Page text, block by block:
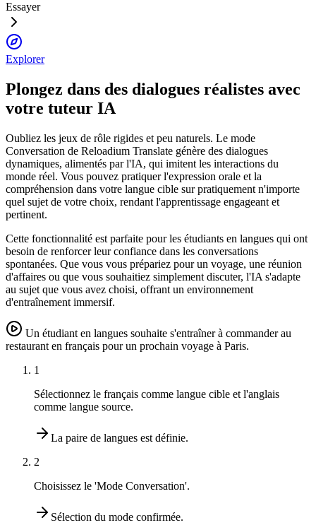
Essayer
Explorer
Plongez dans des dialogues réalistes avec
votre tuteur IA
Oubliez les jeux de rôle rigides et peu naturels. Le mode
Conversation de Reloadium Translate génère des dialogues
dynamiques, alimentés par l'IA, qui imitent les interactions du
monde réel. Vous pouvez pratiquer l'expression orale et la
compréhension dans votre langue cible sur pratiquement n'importe
quel sujet de votre choix, rendant l'apprentissage engageant et
pertinent.
Cette fonctionnalité est parfaite pour les étudiants en langues qui ont
besoin de renforcer leur confiance dans les conversations
spontanées. Que vous vous prépariez pour un voyage, une réunion
d'affaires ou que vous souhaitiez simplement discuter, l'IA s'adapte
au sujet que vous avez choisi, offrant un environnement
d'entraînement immersif.
Un étudiant en langues souhaite s'entraîner à commander au
restaurant en français pour un prochain voyage à Paris.
1
Sélectionnez le français comme langue cible et l'anglais
comme langue source.
La paire de langues est définie.
2
Choisissez le 'Mode Conversation'.
Sélection du mode confirmée.